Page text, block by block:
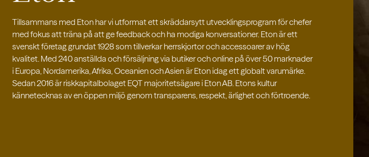
Tillsammans med Eton har vi utformat ett skräddarsytt utvecklingsprogram för chefer
med fokus att träna på att ge feedback och ha modiga konversationer. Eton är ett
svenskt företag grundat 1928 som tillverkar herrskjortor och accessoarer av hög
kvalitet. Med 240 anställda och försäljning via butiker och online på över 50 marknader
i Europa, Nordamerika, Afrika, Oceanien och Asien är Eton idag ett globalt varumärke.
Sedan 2016 är riskkapitalbolaget EQT majoritetsägare i Eton AB. Etons kultur
kännetecknas av en öppen miljö genom transparens, respekt, ärlighet och förtroende.